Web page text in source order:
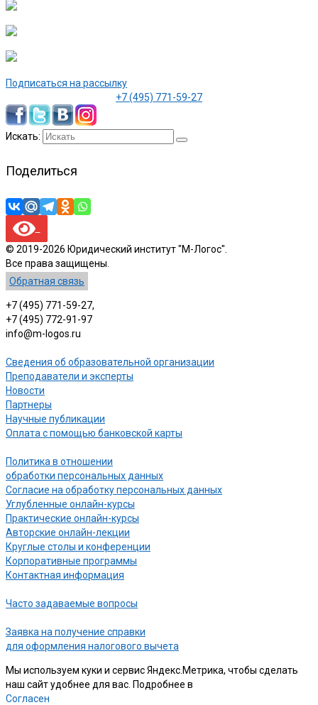
Подписаться на рассылку
+7 (495) 771-59-27
Искать:
Поделиться
© 2019-2026 Юридический институт "М-Логос".
Все права защищены.
Обратная связь
+7 (495) 771-59-27,
+7 (495) 772-91-97
info@m-logos.ru
Сведения об образовательной организации
Преподаватели и эксперты
Новости
Партнеры
Научные публикации
Оплата с помощью банковской карты
Политика в отношении
обработки персональных данных
Согласие на обработку персональных данных
Углубленные онлайн-курсы
Практические онлайн-курсы
Авторские онлайн-лекции
Круглые столы и конференции
Корпоративные программы
Контактная информация
Часто задаваемые вопросы
Заявка на получение справки
для оформления налогового вычета
Мы используем куки и сервис Яндекс.Метрика, чтобы сделать
наш сайт удобнее для вас. Подробнее в
Согласен